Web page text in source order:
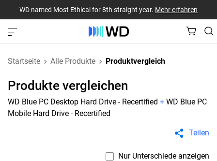
WD named Most Ethical for 8th straight year. Mehr erfahren
Startseite Alle Produkte Produktvergleich
Produkte vergleichen
WD Blue PC Desktop Hard Drive - Recertified + WD Blue PC
Mobile Hard Drive - Recertified
Teilen
Nur Unterschiede anzeigen